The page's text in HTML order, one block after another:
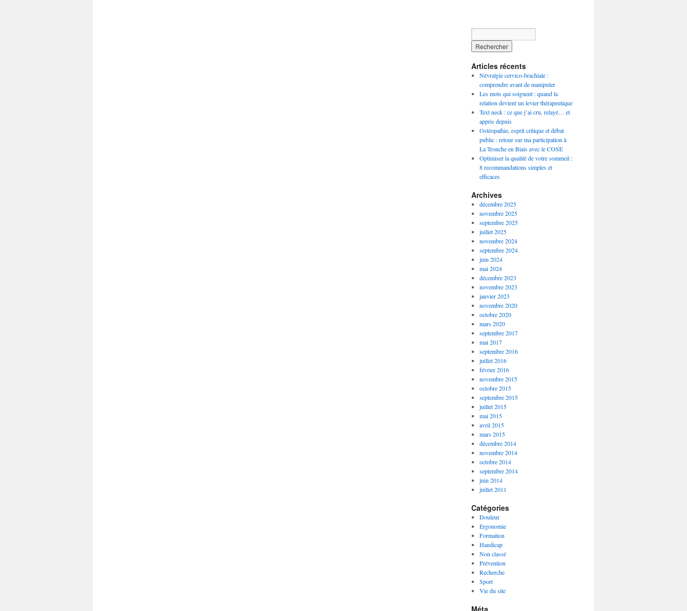
Articles récents
Névralgie cervico-brachiale :
comprendre avant de manipuler
Les mots qui soignent : quand la
relation devient un levier thérapeutique
Text neck : ce que j’ai cru, relayé… et
appris depuis
Ostéopathie, esprit critique et débat
public : retour sur ma participation à
La Tronche en Biais avec le COSE
Optimiser la qualité de votre sommeil :
8 recommandations simples et
efficaces
Archives
décembre 2025
novembre 2025
septembre 2025
juillet 2025
novembre 2024
septembre 2024
juin 2024
mai 2024
décembre 2023
novembre 2023
janvier 2023
novembre 2020
octobre 2020
mars 2020
septembre 2017
mai 2017
septembre 2016
juillet 2016
février 2016
novembre 2015
octobre 2015
septembre 2015
juillet 2015
mai 2015
avril 2015
mars 2015
décembre 2014
novembre 2014
octobre 2014
septembre 2014
juin 2014
juillet 2011
Catégories
Douleur
Ergonomie
Formation
Handicap
Non classé
Prévention
Recherche
Sport
Vie du site
Méta